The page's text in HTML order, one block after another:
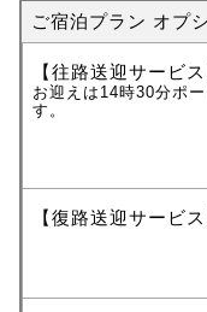
ご宿泊プラン オプ
【往路送迎サービ
お迎えは14時30分ポ
す。
【復路送迎サービ